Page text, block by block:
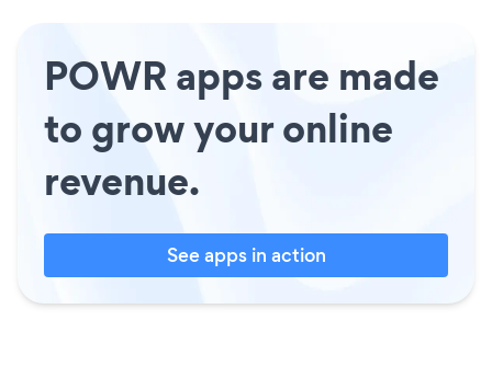
POWR apps are made
to grow your online
revenue.
See apps in action